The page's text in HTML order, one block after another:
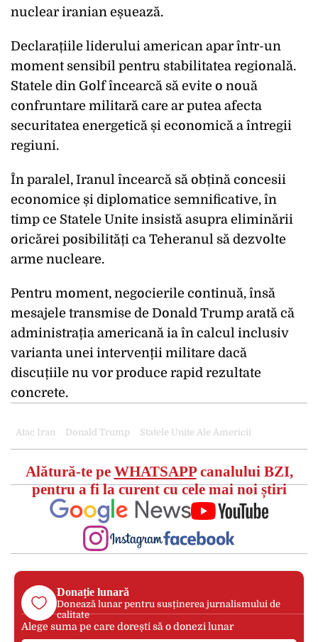
nuclear iranian eșuează.
Declarațiile liderului american apar într-un
moment sensibil pentru stabilitatea regională.
Statele din Golf încearcă să evite o nouă
confruntare militară care ar putea afecta
securitatea energetică și economică a întregii
regiuni.
În paralel, Iranul încearcă să obțină concesii
economice și diplomatice semnificative, în
timp ce Statele Unite insistă asupra eliminării
oricărei posibilități ca Teheranul să dezvolte
arme nucleare.
Pentru moment, negocierile continuă, însă
mesajele transmise de Donald Trump arată că
administrația americană ia în calcul inclusiv
varianta unei intervenții militare dacă
discuțiile nu vor produce rapid rezultate
concrete.
Atac Iran Donald Trump Statele Unite Ale Americii
Alătură-te pe WHATSAPPcanalului BZI,
pentru a fi la curent cu cele mai noi știri
Donație lunară
Donează lunar pentru susținerea jurnalismului de
calitate
Alege suma pe care dorești să o donezi lunar